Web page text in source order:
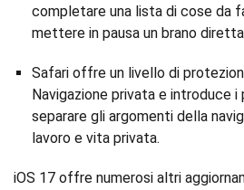
completare una lista di cose da
mettere in pausa un brano
Safari offre un livello di
Navigazione privata e introduce i
separare gli argomenti della
lavoro e vita privata.
iOS 17 offre numerosi altri